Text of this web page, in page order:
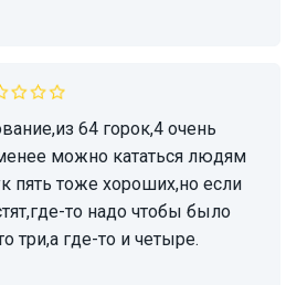
можно кататься людям
пять тоже хороших,но если
то надо чтобы было
три,а где-то и четыре.